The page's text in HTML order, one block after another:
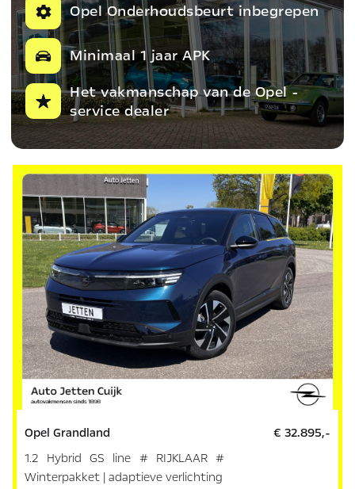
Opel Onderhoudsbeurt inbegrepen
Minimaal 1 jaar APK
Het vakmanschap van de Opel -
service dealer
Opel Grandland
1.2 Hybrid GS line # RIJKLAAR #
Winterpakket | adaptieve verlichting
€ 32.895,-